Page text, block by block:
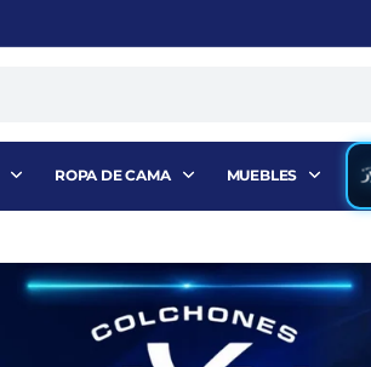
ROPA DE CAMA MUEBLES